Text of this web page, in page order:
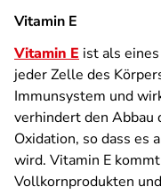
Vitamin E
Vitamin E ist als
jeder Zelle des
Immunsystem und
verhindert den Abbau
Oxidation, so dass es
wird. Vitamin E
Vollkornprodukten